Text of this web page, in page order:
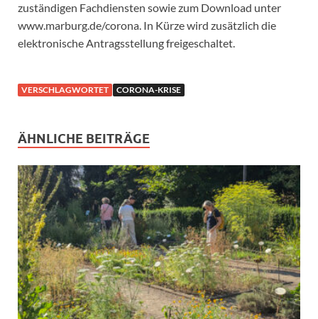
zuständigen Fachdiensten sowie zum Download unter
www.marburg.de/corona. In Kürze wird zusätzlich die
elektronische Antragsstellung freigeschaltet.
VERSCHLAGWORTET CORONA-KRISE
ÄHNLICHE BEITRÄGE